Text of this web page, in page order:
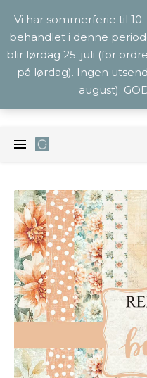
Vi har sommerferie til
behandlet i denne
blir lørdag 25. juli (for
på lørdag). Ingen
august).